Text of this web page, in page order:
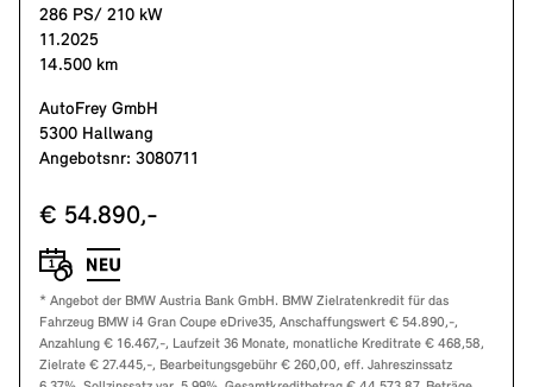
286 PS/ 210 kW
11.2025
14.500 km
AutoFrey GmbH
5300 Hallwang
Angebotsnr: 3080711
€ 54.890,-
* Angebot der BMW Austria Bank GmbH. BMW Zielratenkredit für das
Fahrzeug BMW i4 Gran Coupe eDrive35, Anschaffungswert € 54.890,-,
Anzahlung € 16.467,-, Laufzeit 36 Monate, monatliche Kreditrate € 468,58,
Zielrate € 27.445,-, Bearbeitungsgebühr € 260,00, eff. Jahreszinssatz